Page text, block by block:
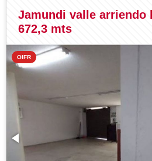
Jamundi valle arriendo
672,3 mts
OIFR